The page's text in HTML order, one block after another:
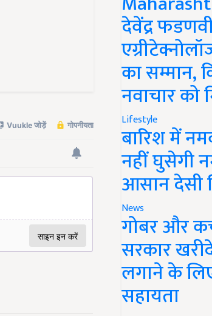
देवेंद्र
का सम्मान,
नवाचार को
Lifestyle
बारिश में
नहीं घुसेगी
आसान देसी
News
गोबर और
सरकार
लगाने के
सहायता